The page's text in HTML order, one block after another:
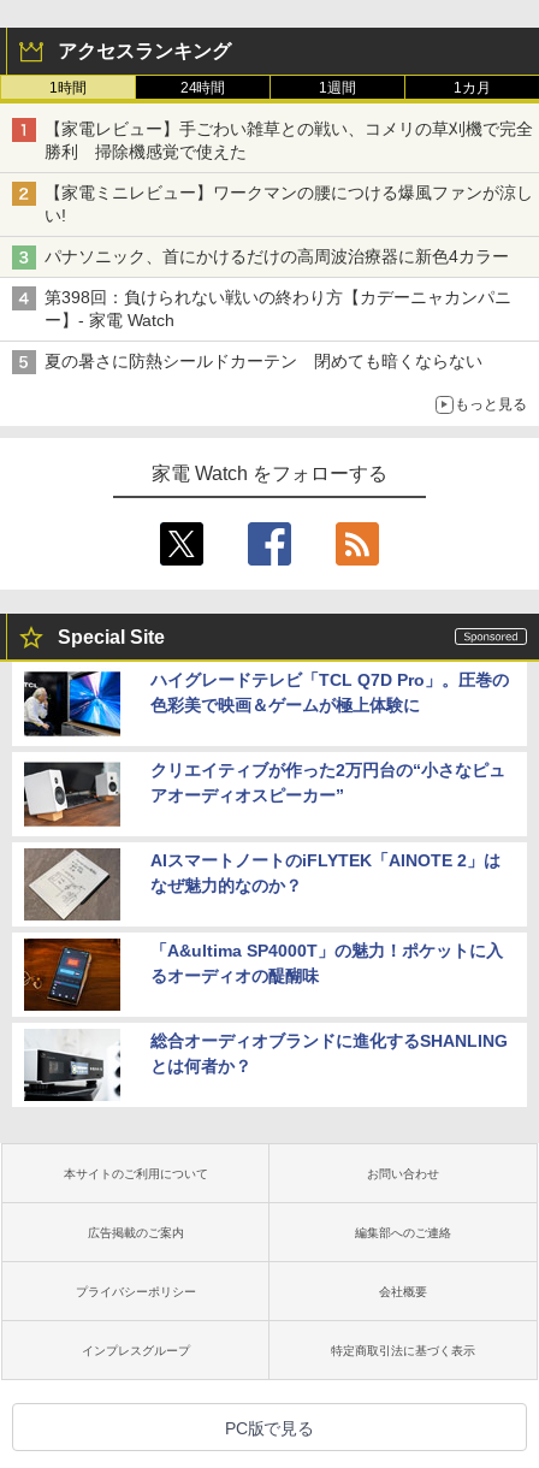
アクセスランキング
1時間 24時間 1週間 1カ月
【家電レビュー】手ごわい雑草との戦い、コメリの草刈機で完全
勝利 掃除機感覚で使えた
【家電ミニレビュー】ワークマンの腰につける爆風ファンが涼し
い!
パナソニック、首にかけるだけの高周波治療器に新色4カラー
第398回：負けられない戦いの終わり方【カデーニャカンパニ
ー】- 家電 Watch
夏の暑さに防熱シールドカーテン 閉めても暗くならない
もっと見る
家電 Watch をフォローする
Special Site
ハイグレードテレビ「TCL Q7D Pro」。圧巻の
色彩美で映画＆ゲームが極上体験に
クリエイティブが作った2万円台の“小さなピュ
アオーディオスピーカー”
AIスマートノートのiFLYTEK「AINOTE 2」は
なぜ魅力的なのか？
「A&ultima SP4000T」の魅力！ポケットに入
るオーディオの醍醐味
総合オーディオブランドに進化するSHANLING
とは何者か？
本サイトのご利用について お問い合わせ
広告掲載のご案内 編集部へのご連絡
プライバシーポリシー 会社概要
インプレスグループ 特定商取引法に基づく表示
PC版で見る